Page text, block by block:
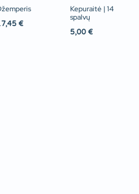
€
Kepuraitė | 14
spalvų
5,00 €